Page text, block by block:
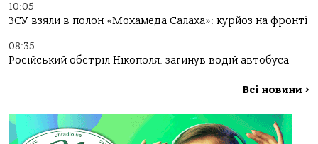
10:05
ЗСУ взяли в полон «Мохамеда Салаха»: курйоз на фронті
08:35
Російський обстріл Нікополя: загинув водій автобуса
Всі новини >